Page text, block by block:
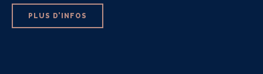
PLUS D’INFOS